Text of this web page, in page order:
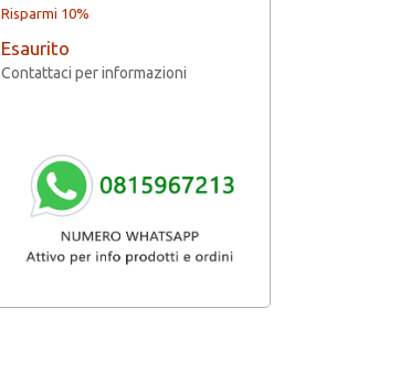
Risparmi 10%
Esaurito
Contattaci per informazioni